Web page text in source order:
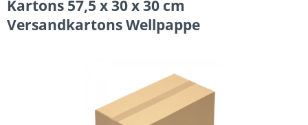
Kartons 57,5 x 30 x 30 cm
Versandkartons Wellpappe